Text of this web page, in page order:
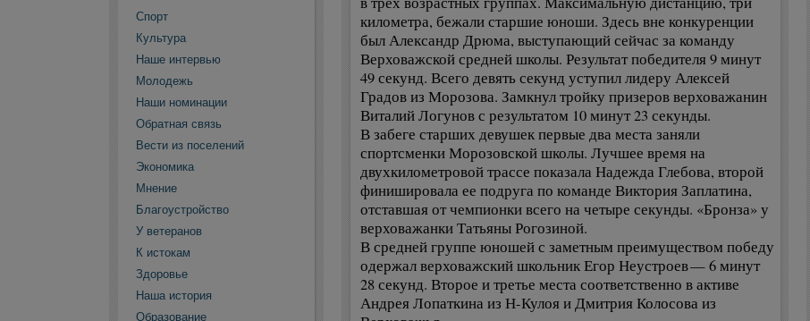
Спорт
Культура
Наше интервью
Молодежь
Наши номинации
Обратная связь
Вести из поселений
Экономика
Мнение
Благоустройство
У ветеранов
К истокам
Здоровье
Наша история
Образование
километра, бежали старшие юноши. Здесь вне конкуренции
был Александр Дрюма, выступающий сейчас за команду
Верховажской средней школы. Результат победителя 9 минут
49 секунд. Всего девять секунд уступил лидеру Алексей
Градов из Морозова. Замкнул тройку призеров верховажанин
Виталий Логунов с результатом 10 минут 23 секунды.
В забеге старших девушек первые два места заняли
спортсменки Морозовской школы. Лучшее время на
двухкилометровой трассе показала Надежда Глебова, второй
финишировала ее подруга по команде Виктория Заплатина,
отставшая от чемпионки всего на четыре секунды. «Бронза» у
верховажанки Татьяны Рогозиной.
В средней группе юношей с заметным преимуществом победу
одержал верховажский школьник Егор Неустроев — 6 минут
28 секунд. Второе и третье места соответственно в активе
Андрея Лопаткина из Н-Кулоя и Дмитрия Колосова из